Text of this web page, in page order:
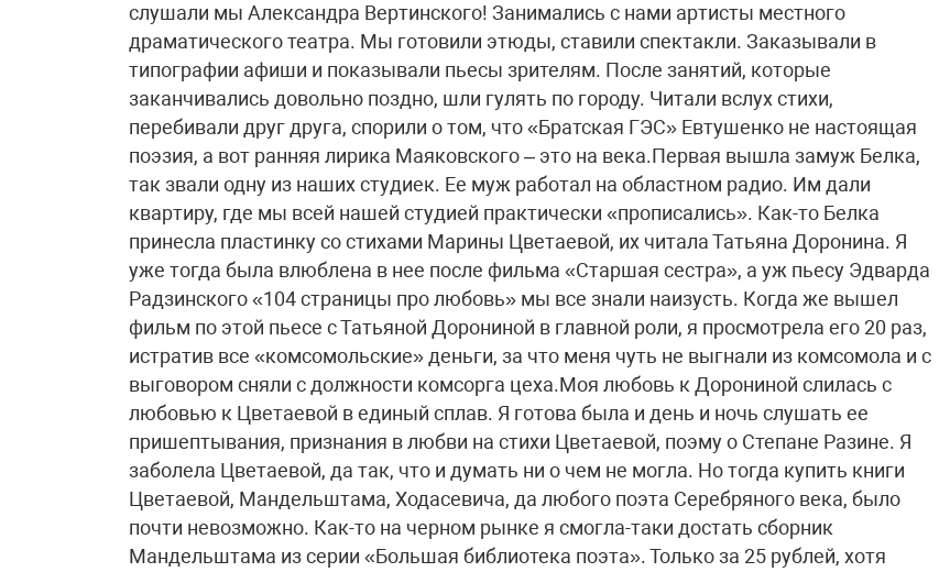
слушали мы Александра Вертинского! Занимались с нами артисты местного
драматического театра. Мы готовили этюды, ставили спектакли. Заказывали в
типографии афиши и показывали пьесы зрителям. После занятий, которые
заканчивались довольно поздно, шли гулять по городу. Читали вслух стихи,
перебивали друг друга, спорили о том, что «Братская ГЭС» Евтушенко не настоящая
поэзия, а вот ранняя лирика Маяковского – это на века.Первая вышла замуж Белка,
так звали одну из наших студиек. Ее муж работал на областном радио. Им дали
квартиру, где мы всей нашей студией практически «прописались». Как-то Белка
принесла пластинку со стихами Марины Цветаевой, их читала Татьяна Доронина. Я
уже тогда была влюблена в нее после фильма «Старшая сестра», а уж пьесу Эдварда
Радзинского «104 страницы про любовь» мы все знали наизусть. Когда же вышел
фильм по этой пьесе с Татьяной Дорониной в главной роли, я просмотрела его 20 раз,
истратив все «комсомольские» деньги, за что меня чуть не выгнали из комсомола и с
выговором сняли с должности комсорга цеха.Моя любовь к Дорониной слилась с
любовью к Цветаевой в единый сплав. Я готова была и день и ночь слушать ее
пришептывания, признания в любви на стихи Цветаевой, поэму о Степане Разине. Я
заболела Цветаевой, да так, что и думать ни о чем не могла. Но тогда купить книги
Цветаевой, Мандельштама, Ходасевича, да любого поэта Серебряного века, было
почти невозможно. Как-то на черном рынке я смогла-таки достать сборник
Мандельштама из серии «Большая библиотека поэта». Только за 25 рублей, хотя